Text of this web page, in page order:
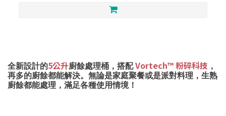
全新設計的5公升廚餘處理桶，搭配 Vortech™ 粉碎科技 ，
再多的廚餘都能解決。無論是家庭聚餐或是派對料理，生熟
廚餘都能處理，滿足各種使用情境！